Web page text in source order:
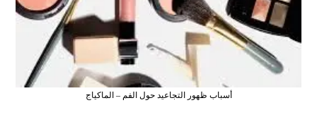
أسباب ظهور التجاعيد حول الفم – الماكياج